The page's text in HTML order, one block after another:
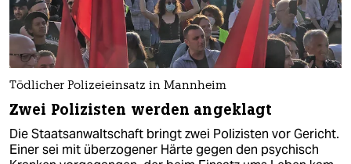
Tödlicher Polizeieinsatz in Mannheim
Zwei Polizisten werden angeklagt
Die Staatsanwaltschaft bringt zwei Polizisten vor Gericht.
Einer sei mit überzogener Härte gegen den psychisch